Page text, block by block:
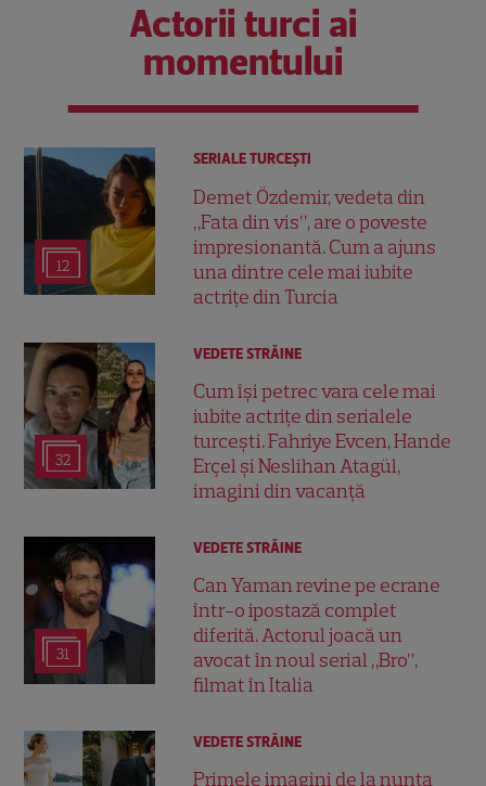
Actorii turci ai
momentului
12
SERIALE TURCEŞTI
Demet Özdemir, vedeta din
„Fata din vis”, are o poveste
impresionantă. Cum a ajuns
una dintre cele mai iubite
actrițe din Turcia
32
VEDETE STRĂINE
Cum își petrec vara cele mai
iubite actrițe din serialele
turcești. Fahriye Evcen, Hande
Erçel și Neslihan Atagül,
imagini din vacanță
31
VEDETE STRĂINE
Can Yaman revine pe ecrane
într-o ipostază complet
diferită. Actorul joacă un
avocat în noul serial „Bro”,
filmat în Italia
VEDETE STRĂINE
Primele imagini de la nunta